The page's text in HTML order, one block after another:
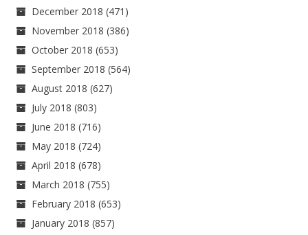
December 2018 (471)
November 2018 (386)
October 2018 (653)
September 2018 (564)
August 2018 (627)
July 2018 (803)
June 2018 (716)
May 2018 (724)
April 2018 (678)
March 2018 (755)
February 2018 (653)
January 2018 (857)